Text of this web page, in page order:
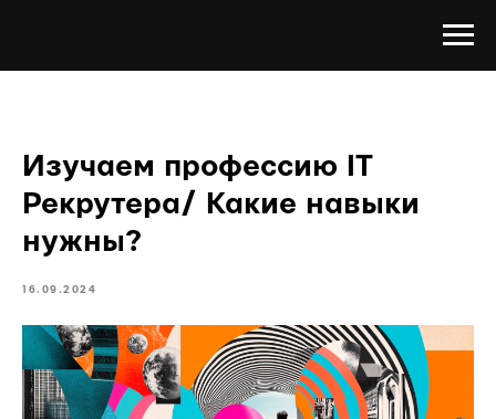
Изучаем профессию IT
Рекрутера/ Какие навыки
нужны?
16.09.2024